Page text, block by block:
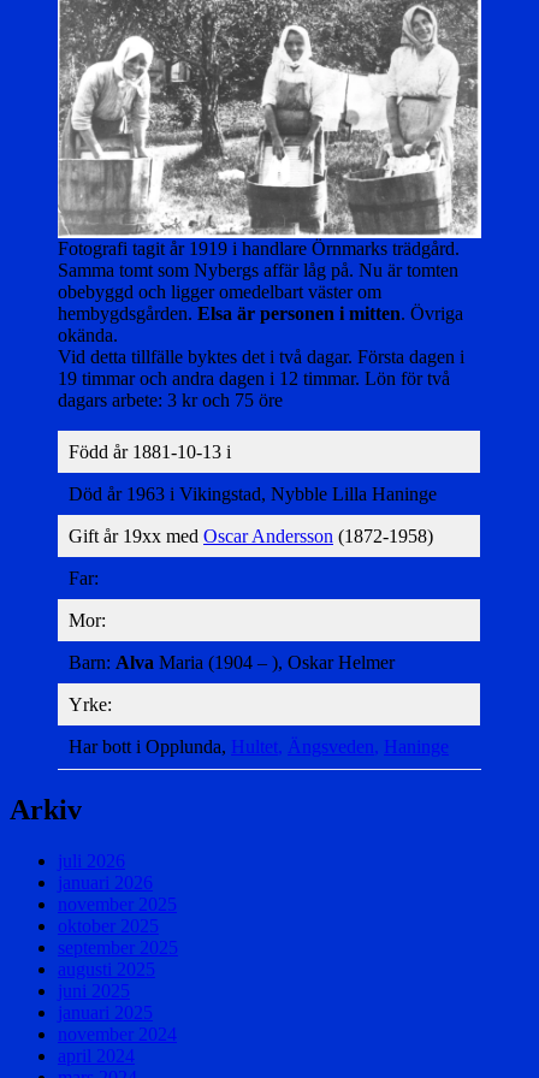
Fotografi tagit år 1919 i handlare Örnmarks trädgård.
Samma tomt som Nybergs affär låg på. Nu är tomten
obebyggd och ligger omedelbart väster om
hembygdsgården. Elsa är personen i mitten. Övriga
okända.
Vid detta tillfälle byktes det i två dagar. Första dagen i
19 timmar och andra dagen i 12 timmar. Lön för två
dagars arbete: 3 kr och 75 öre
Född år 1881-10-13 i
Död år 1963 i Vikingstad, Nybble Lilla Haninge
Gift år 19xx med Oscar Andersson (1872-1958)
Far:
Mor:
Barn: Alva Maria (1904 – ), Oskar Helmer
Yrke:
Har bott i Opplunda, Hultet, Ängsveden, Haninge
Arkiv
juli 2026
januari 2026
november 2025
oktober 2025
september 2025
augusti 2025
juni 2025
januari 2025
november 2024
april 2024